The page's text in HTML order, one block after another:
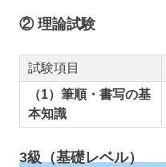
② 理論試験
試験項目
（1）筆順・書写の基
本知識
3級（基礎レベル）